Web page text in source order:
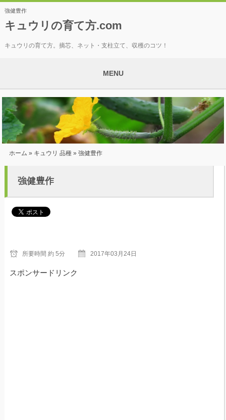
強健豊作
キュウリの育て方.com
キュウリの育て方。摘芯、ネット・支柱立て、収穫のコツ！
MENU
ホーム » キュウリ 品種» 強健豊作
強健豊作
所要時間 約 5分 2017年03月24日
スポンサードリンク